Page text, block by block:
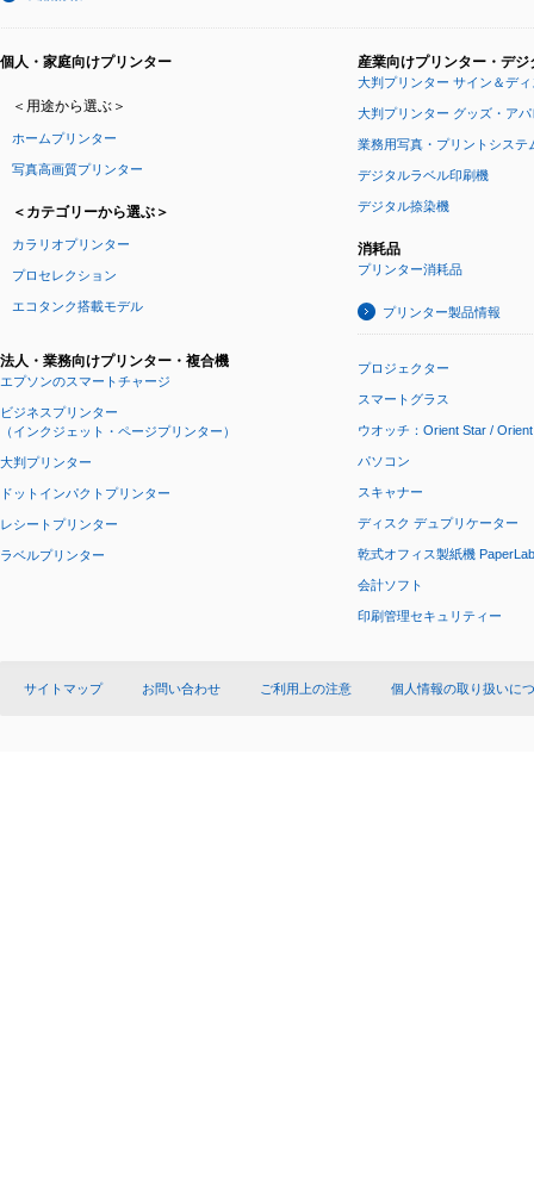
個人・家庭向けプリンター
＜用途から選ぶ＞
ホームプリンター
写真高画質プリンター
＜カテゴリーから選ぶ＞
カラリオプリンター
プロセレクション
エコタンク搭載モデル
法人・業務向けプリンター・複合機
エプソンのスマートチャージ
ビジネスプリンター
（インクジェット・ページプリンター）
大判プリンター
ドットインパクトプリンター
レシートプリンター
ラベルプリンター
産業向けプリンター・デジ
大判プリンター サイン＆デ
大判プリンター グッズ・ア
業務用写真・プリントシステ
デジタルラベル印刷機
デジタル捺染機
消耗品
プリンター消耗品
プリンター製品情報
プロジェクター
スマートグラス
ウオッチ：Orient Star / Orient
パソコン
スキャナー
ディスク デュプリケーター
乾式オフィス製紙機 PaperLab
会計ソフト
印刷管理セキュリティー
サイトマップ お問い合わせ ご利用上の注意 個人情報の取り扱いに